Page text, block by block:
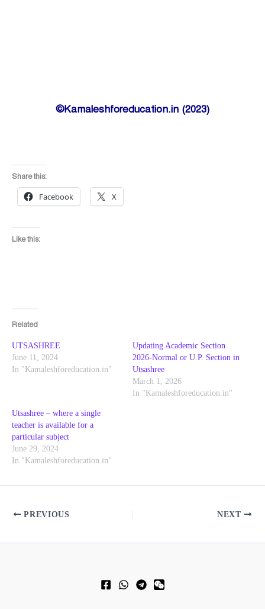
©Kamaleshforeducation.in (2023)
Share this:
Facebook X
Like this:
Related
UTSASHREE
June 11, 2024
In "Kamaleshforeducation.in"
Updating Academic Section
2026-Normal or U.P. Section in
Utsashree
March 1, 2026
In "Kamaleshforeducation.in"
Utsashree – where a single
teacher is available for a
particular subject
June 29, 2024
In "Kamaleshforeducation.in"
PREVIOUS NEXT